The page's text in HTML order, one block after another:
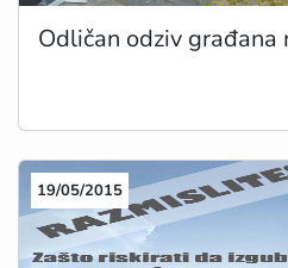
Odličan odziv građana
19/05/2015